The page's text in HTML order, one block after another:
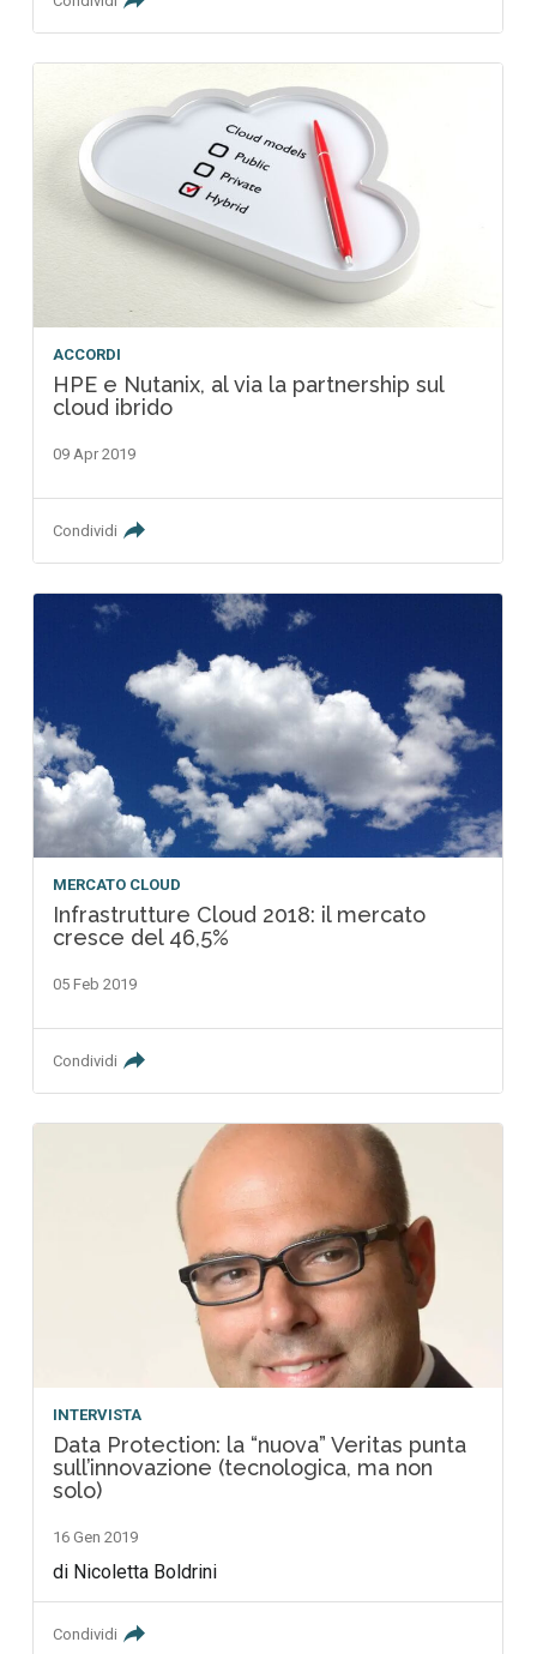
ACCORDI
HPE e Nutanix, al via la partnership sul
cloud ibrido
09 Apr 2019
Condividi
MERCATO CLOUD
Infrastrutture Cloud 2018: il mercato
cresce del 46,5%
05 Feb 2019
Condividi
INTERVISTA
Data Protection: la “nuova” Veritas punta
sull’innovazione (tecnologica, ma non
solo)
16 Gen 2019
di Nicoletta Boldrini
Condividi